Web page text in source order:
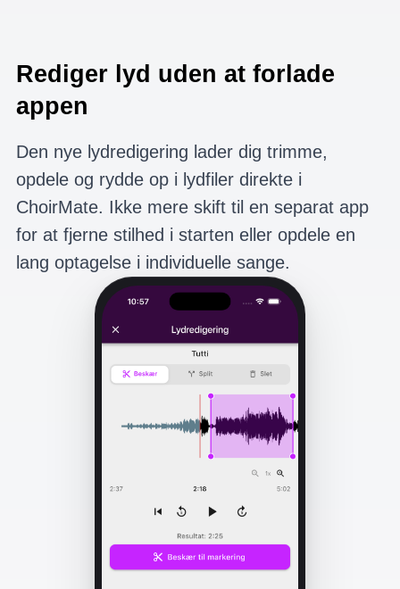
Rediger lyd uden at forlade
appen
Den nye lydredigering lader dig trimme,
opdele og rydde op i lydfiler direkte i
ChoirMate. Ikke mere skift til en separat app
for at fjerne stilhed i starten eller opdele en
lang optagelse i individuelle sange.